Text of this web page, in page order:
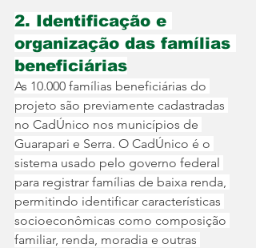
2. Identificação e
organização das famílias
beneficiárias
As 10.000 famílias beneficiárias do
projeto são previamente cadastradas
no CadÚnico nos municípios de
Guarapari e Serra. O CadÚnico é o
sistema usado pelo governo federal
para registrar famílias de baixa renda,
permitindo identificar características
socioeconômicas como composição
familiar, renda, moradia e outras